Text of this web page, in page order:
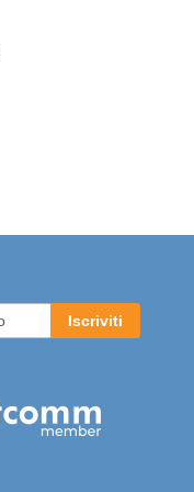
Iscriviti